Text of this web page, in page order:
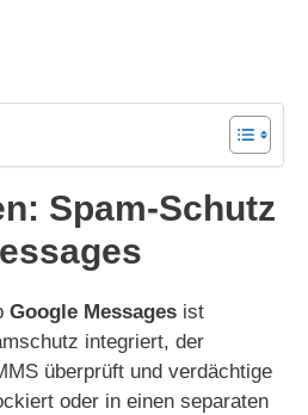
Spam-Schutz
Google Messages ist
integriert, der
überprüft und verdächtige
oder in einen separaten